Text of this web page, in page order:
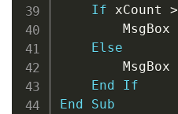
If xCount >
        MsgBox
Else
        MsgBox
End
If
End
Sub